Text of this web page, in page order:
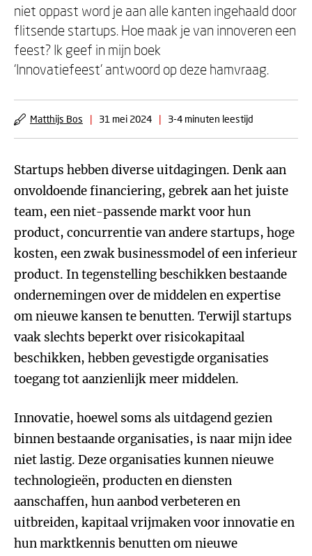
niet oppast word je aan alle kanten ingehaald door
flitsende startups. Hoe maak je van innoveren een
feest? Ik geef in mijn boek
‘Innovatiefeest’ antwoord op deze hamvraag.
Matthijs Bos | 31 mei 2024 | 3-4 minuten leestijd
Startups hebben diverse uitdagingen. Denk aan
onvoldoende financiering, gebrek aan het juiste
team, een niet-passende markt voor hun
product, concurrentie van andere startups, hoge
kosten, een zwak businessmodel of een inferieur
product. In tegenstelling beschikken bestaande
ondernemingen over de middelen en expertise
om nieuwe kansen te benutten. Terwijl startups
vaak slechts beperkt over risicokapitaal
beschikken, hebben gevestigde organisaties
toegang tot aanzienlijk meer middelen.
Innovatie, hoewel soms als uitdagend gezien
binnen bestaande organisaties, is naar mijn idee
niet lastig. Deze organisaties kunnen nieuwe
technologieën, producten en diensten
aanschaffen, hun aanbod verbeteren en
uitbreiden, kapitaal vrijmaken voor innovatie en
hun marktkennis benutten om nieuwe